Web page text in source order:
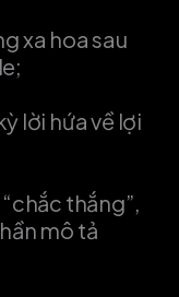
xa hoa sau
lời hứa về lợi
thắng”,
mô tả